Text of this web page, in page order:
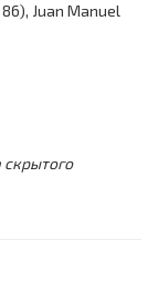
86), Juan Manuel